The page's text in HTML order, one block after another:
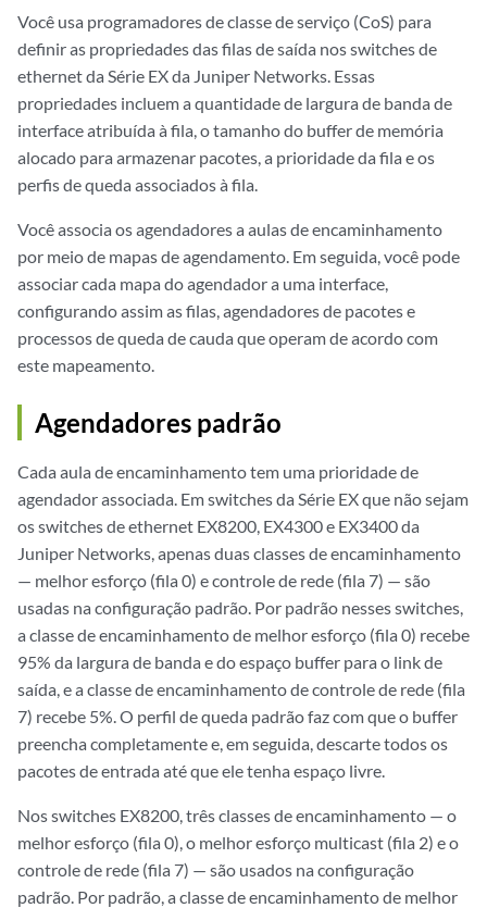
Você usa programadores de classe de serviço (CoS) para
definir as propriedades das filas de saída nos switches de
ethernet da Série EX da Juniper Networks. Essas
propriedades incluem a quantidade de largura de banda de
interface atribuída à fila, o tamanho do buffer de memória
alocado para armazenar pacotes, a prioridade da fila e os
perfis de queda associados à fila.
Você associa os agendadores a aulas de encaminhamento
por meio de mapas de agendamento. Em seguida, você pode
associar cada mapa do agendador a uma interface,
configurando assim as filas, agendadores de pacotes e
processos de queda de cauda que operam de acordo com
este mapeamento.
Agendadores padrão
Cada aula de encaminhamento tem uma prioridade de
agendador associada. Em switches da Série EX que não sejam
os switches de ethernet EX8200, EX4300 e EX3400 da
Juniper Networks, apenas duas classes de encaminhamento
— melhor esforço (fila 0) e controle de rede (fila 7) — são
usadas na configuração padrão. Por padrão nesses switches,
a classe de encaminhamento de melhor esforço (fila 0) recebe
95% da largura de banda e do espaço buffer para o link de
saída, e a classe de encaminhamento de controle de rede (fila
7) recebe 5%. O perfil de queda padrão faz com que o buffer
preencha completamente e, em seguida, descarte todos os
pacotes de entrada até que ele tenha espaço livre.
Nos switches EX8200, três classes de encaminhamento — o
melhor esforço (fila 0), o melhor esforço multicast (fila 2) e o
controle de rede (fila 7) — são usados na configuração
padrão. Por padrão, a classe de encaminhamento de melhor